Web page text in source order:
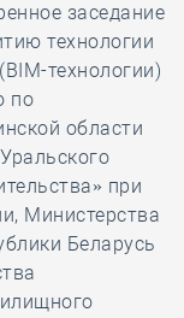
заседание
технологии
технологии)
по
области
при
Министерства
Беларусь